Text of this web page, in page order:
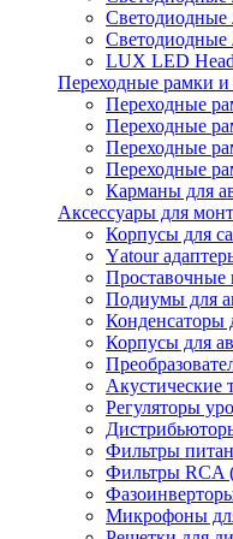
LUX LED
Переходные рамки
Переходные
Переходные
Переходные
Переходные
Карманы для
Аксессуары для
Корпусы для
Yаtour
Проставочные
Подиумы для
Конденсаторы
Корпусы для
Акустические
Регуляторы
Фильтры
Фильтры RCA
Микрофоны